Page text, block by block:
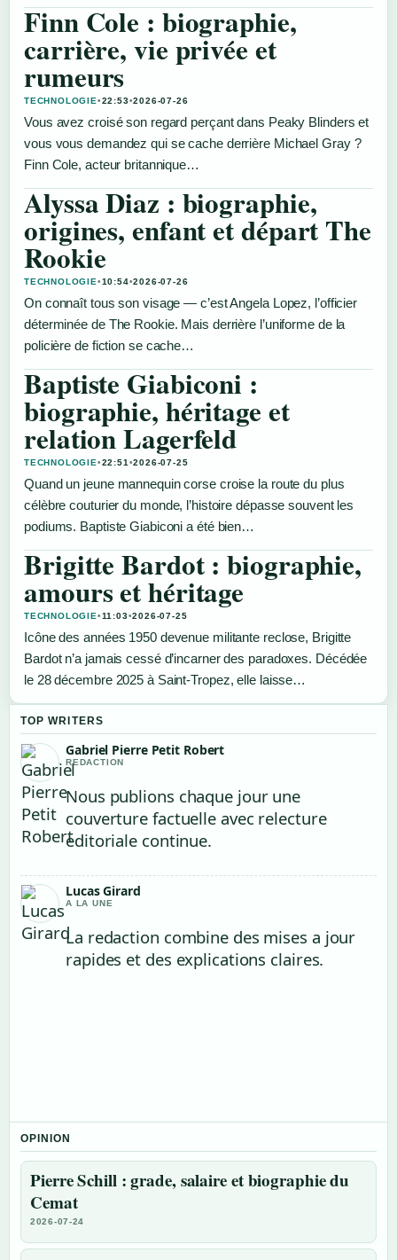
Finn Cole : biographie,
carrière, vie privée et
rumeurs
TECHNOLOGIE•22:53•2026-07-26
Vous avez croisé son regard perçant dans Peaky Blinders et
vous vous demandez qui se cache derrière Michael Gray ?
Finn Cole, acteur britannique…
Alyssa Diaz : biographie,
origines, enfant et départ The
Rookie
TECHNOLOGIE•10:54•2026-07-26
On connaît tous son visage — c’est Angela Lopez, l’officier
déterminée de The Rookie. Mais derrière l’uniforme de la
policière de fiction se cache…
Baptiste Giabiconi :
biographie, héritage et
relation Lagerfeld
TECHNOLOGIE•22:51 •2026-07-25
Quand un jeune mannequin corse croise la route du plus
célèbre couturier du monde, l’histoire dépasse souvent les
podiums. Baptiste Giabiconi a été bien…
Brigitte Bardot : biographie,
amours et héritage
TECHNOLOGIE•11:03•2026-07-25
Icône des années 1950 devenue militante reclose, Brigitte
Bardot n’a jamais cessé d’incarner des paradoxes. Décédée
le 28 décembre 2025 à Saint-Tropez, elle laisse…
TOP WRITERS
Gabriel Pierre Petit Robert
REDACTION
Nous publions chaque jour une
couverture factuelle avec relecture
editoriale continue.
Lucas Girard
A LA UNE
La redaction combine des mises a jour
rapides et des explications claires.
OPINION
Pierre Schill : grade, salaire et biographie du
Cemat
2026-07-24